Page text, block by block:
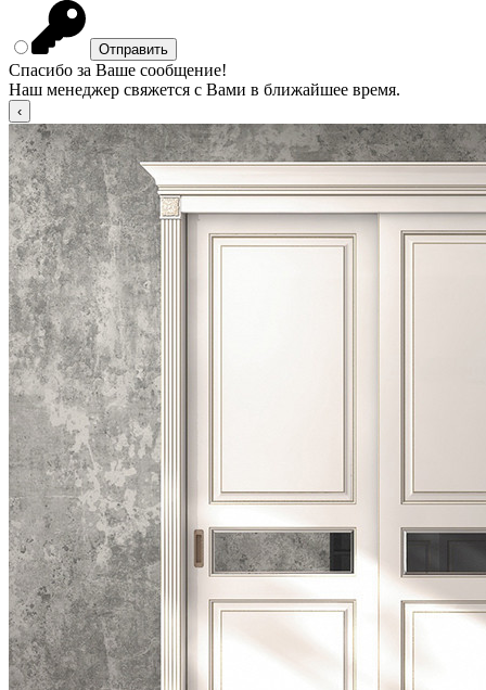
Спасибо за Ваше сообщение!
Наш менеджер свяжется с Вами в ближайшее время.